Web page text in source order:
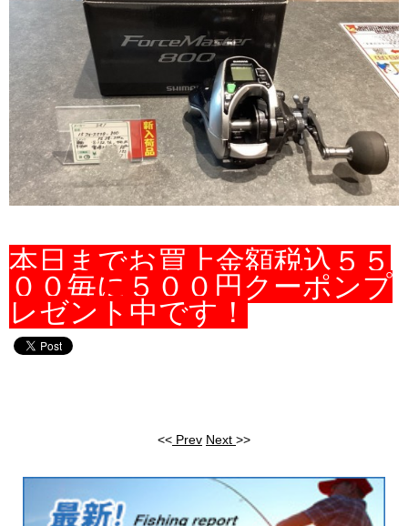
本日までお買上金額税込５５
００毎に５００円クーポンプ
レゼント中です！
<< Prev Next >>